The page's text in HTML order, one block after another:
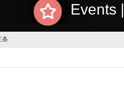
Events |
条